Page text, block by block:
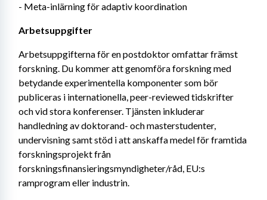
- Meta-inlärning för adaptiv koordination
Arbetsuppgifter
Arbetsuppgifterna för en postdoktor omfattar främst
forskning. Du kommer att genomföra forskning med
betydande experimentella komponenter som bör
publiceras i internationella, peer-reviewed tidskrifter
och vid stora konferenser. Tjänsten inkluderar
handledning av doktorand- och masterstudenter,
undervisning samt stöd i att anskaffa medel för framtida
forskningsprojekt från
forskningsfinansieringsmyndigheter/råd, EU:s
ramprogram eller industrin.